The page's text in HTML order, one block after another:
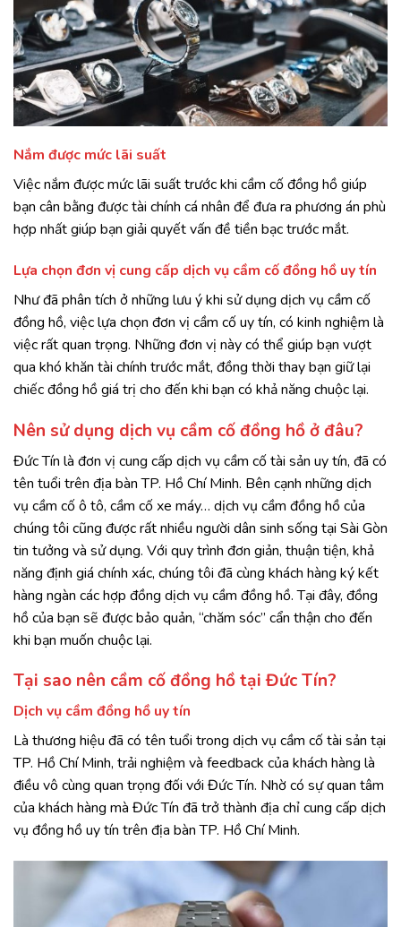
Nắm được mức lãi suất
Việc nắm được mức lãi suất trước khi cầm cố đồng hồ giúp
bạn cân bằng được tài chính cá nhân để đưa ra phương án phù
hợp nhất giúp bạn giải quyết vấn đề tiền bạc trước mắt.
Lựa chọn đơn vị cung cấp dịch vụ cầm cố đồng hồ uy tín
Như đã phân tích ở những lưu ý khi sử dụng dịch vụ cầm cố
đồng hồ, việc lựa chọn đơn vị cầm cố uy tín, có kinh nghiệm là
việc rất quan trọng. Những đơn vị này có thể giúp bạn vượt
qua khó khăn tài chính trước mắt, đồng thời thay bạn giữ lại
chiếc đồng hồ giá trị cho đến khi bạn có khả năng chuộc lại.
Nên sử dụng dịch vụ cầm cố đồng hồ ở đâu?
Đức Tín là đơn vị cung cấp dịch vụ cầm cố tài sản uy tín, đã có
tên tuổi trên địa bàn TP. Hồ Chí Minh. Bên cạnh những dịch
vụ cầm cố ô tô, cầm cố xe máy… dịch vụ cầm đồng hồ của
chúng tôi cũng được rất nhiều người dân sinh sống tại Sài Gòn
tin tưởng và sử dụng. Với quy trình đơn giản, thuận tiện, khả
năng định giá chính xác, chúng tôi đã cùng khách hàng ký kết
hàng ngàn các hợp đồng dịch vụ cầm đồng hồ. Tại đây, đồng
hồ của bạn sẽ được bảo quản, “chăm sóc” cẩn thận cho đến
khi bạn muốn chuộc lại.
Tại sao nên cầm cố đồng hồ tại Đức Tín?
Dịch vụ cầm đồng hồ uy tín
Là thương hiệu đã có tên tuổi trong dịch vụ cầm cố tài sản tại
TP. Hồ Chí Minh, trải nghiệm và feedback của khách hàng là
điều vô cùng quan trọng đối với Đức Tín. Nhờ có sự quan tâm
của khách hàng mà Đức Tín đã trở thành địa chỉ cung cấp dịch
vụ đồng hồ uy tín trên địa bàn TP. Hồ Chí Minh.